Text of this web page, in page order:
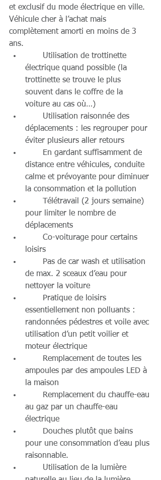
et exclusif du mode électrique en ville.
Véhicule cher à l’achat mais
complètement amorti en moins de 3
ans.
électrique quand possible (la
trottinette se trouve le plus
souvent dans le coffre de la
voiture au cas où…)
déplacements : les regrouper pour
éviter plusieurs aller retours
distance entre véhicules, conduite
calme et prévoyante pour diminuer
la consommation et la pollution
pour limiter le nombre de
déplacements
loisirs
de max. 2 sceaux d’eau pour
nettoyer la voiture
essentiellement non polluants :
randonnées pédestres et voile avec
utilisation d’un petit voilier et
moteur électrique
ampoules par des ampoules LED à
la maison
au gaz par un chauffe-eau
électrique
pour une consommation d’eau plus
raisonnable.